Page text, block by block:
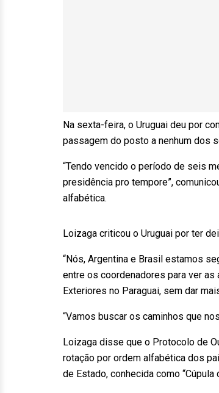
Na sexta-feira, o Uruguai deu por
passagem do posto a nenhum dos
“Tendo vencido o período de seis
presidência pro tempore”,
alfabética.
Loizaga criticou o Uruguai por ter
“Nós, Argentina e Brasil estamos
entre os coordenadores para ver
Exteriores no Paraguai, sem dar
“Vamos buscar os caminhos que
Loizaga disse que o Protocolo de
rotação por ordem alfabética dos
de Estado, conhecida como “Cúpula